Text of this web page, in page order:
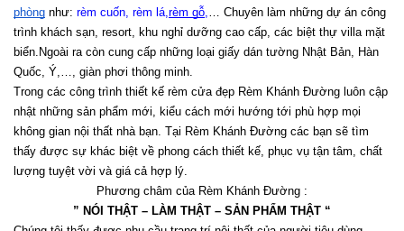
phòng như: rèm cuốn rèm lá rèm gỗ
… Chuyên làm những dự án công
trình khách sạn, resort, khu nghỉ dưỡng cao cấp, các biệt thự villa mặt
biển.Ngoài ra còn cung cấp những loại giấy dán tường Nhật Bản, Hàn
Quốc, Ý,…, giàn phơi thông minh.
Trong các công trình thiết kế rèm cửa đẹp Rèm Khánh Đường luôn cập
nhật những sản phẩm mới, kiểu cách mới hướng tới phù hợp mọi
không gian nội thất nhà bạn. Tại Rèm Khánh Đường các bạn sẽ tìm
thấy được sự khác biệt về phong cách thiết kế, phục vụ tận tâm, chất
lượng tuyệt vời và giá cả hợp lý.
Phương châm của Rèm Khánh Đường :
” NÓI THẬT – LÀM THẬT – SẢN PHẨM THẬT “